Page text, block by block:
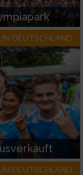
DEUTSCHLAND
DEUTSCHLAND